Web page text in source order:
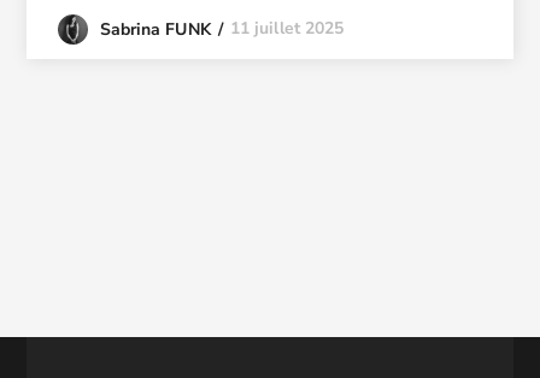
Sabrina FUNK 11 juillet 2025